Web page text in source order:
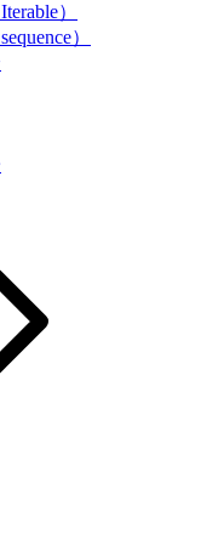
）
）